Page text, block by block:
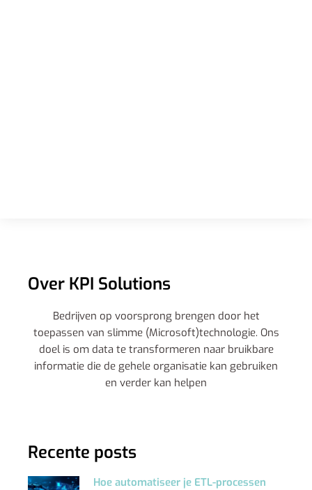
Over KPI Solutions
Bedrijven op voorsprong brengen door het
toepassen van slimme (Microsoft)technologie. Ons
doel is om data te transformeren naar bruikbare
informatie die de gehele organisatie kan gebruiken
en verder kan helpen
Recente posts
Hoe automatiseer je ETL-processen